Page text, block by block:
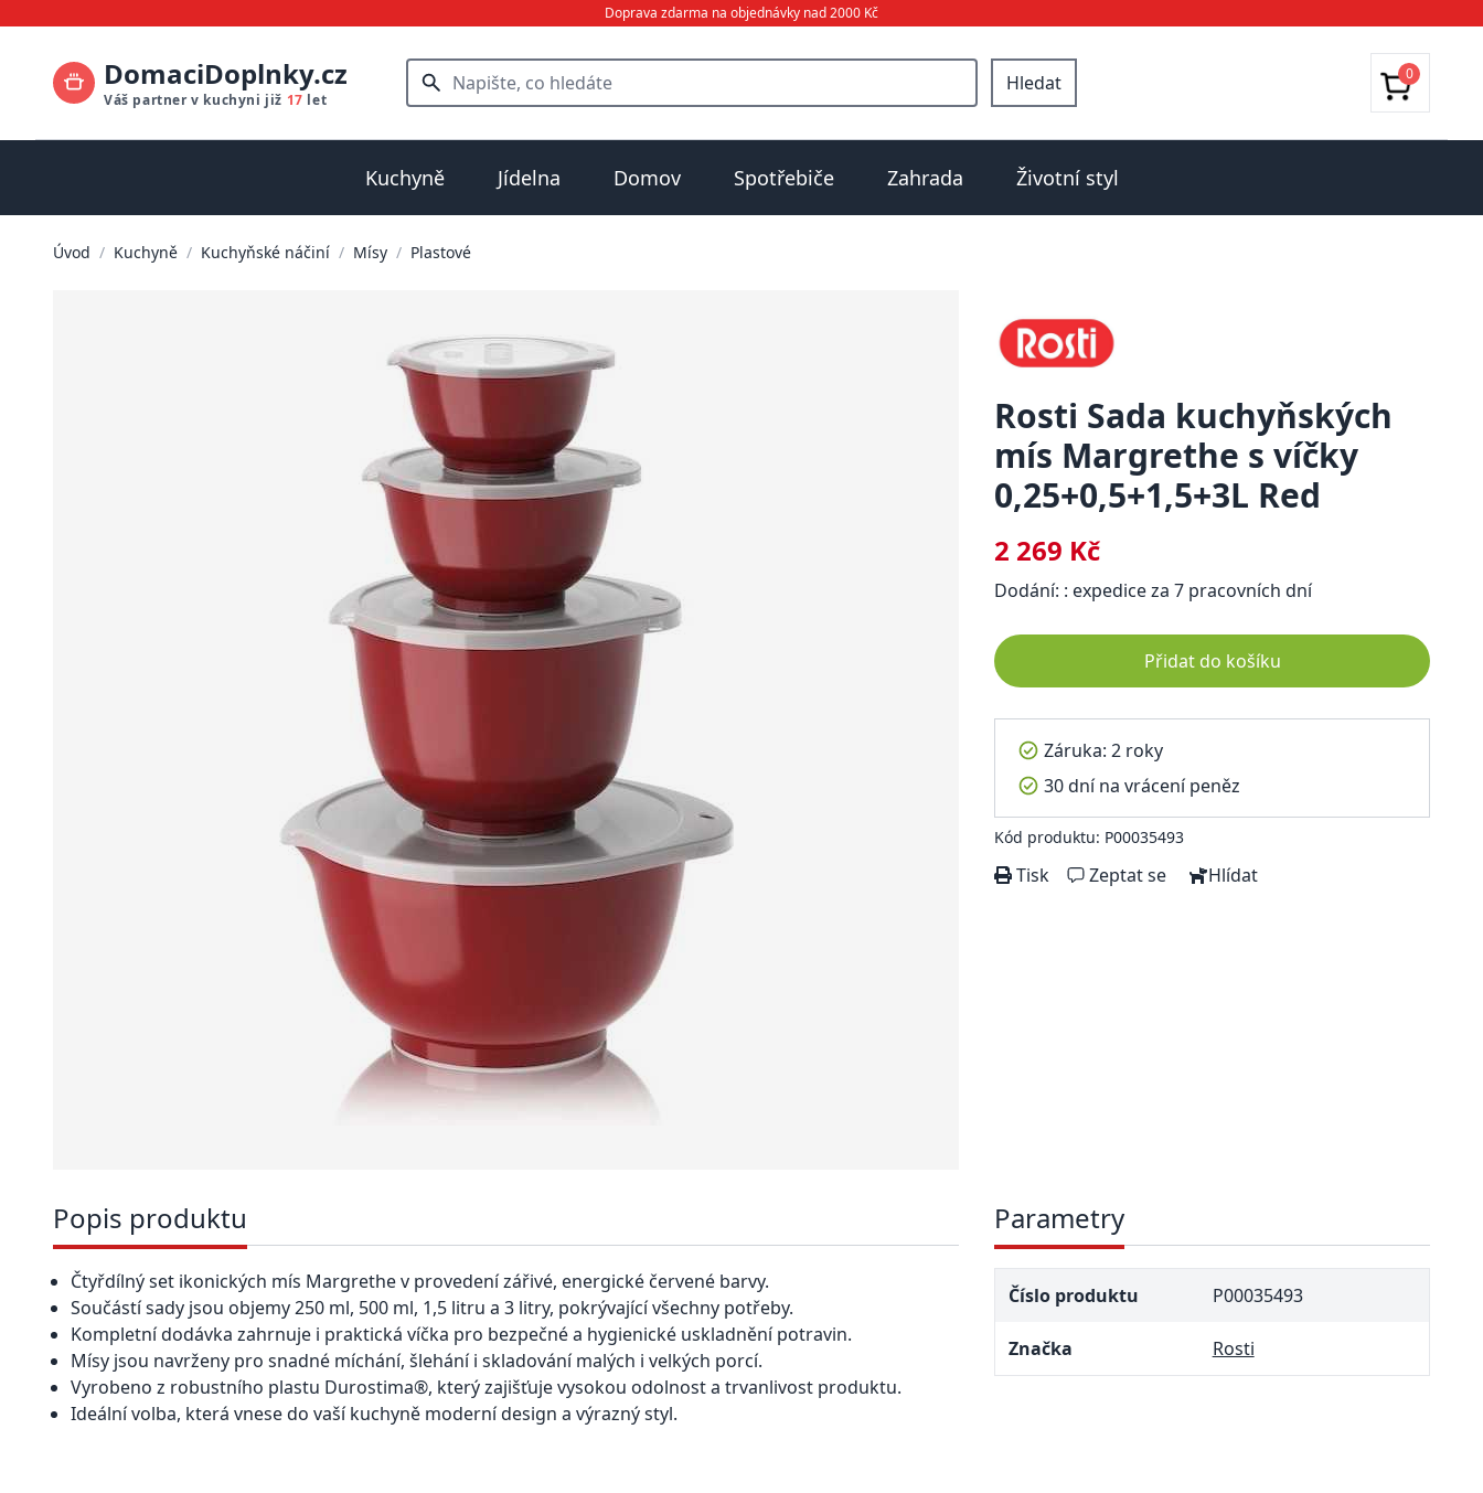
Doprava zdarma na objednávky nad 2000 Kč
DomaciDoplnky.cz
Váš partner v kuchyni již 17 let
Hledat 0
Kuchyně Jídelna Domov Spotřebiče Zahrada Životní styl
Úvod / Kuchyně / Kuchyňské náčiní / Mísy / Plastové
Rosti Sada kuchyňských
mís Margrethe s víčky
0,25+0,5+1,5+3L Red
2 269 Kč
Dodání: : expedice za 7 pracovních dní
Přidat do košíku
Záruka: 2 roky
30 dní na vrácení peněz
Kód produktu: P00035493
Tisk Zeptat se Hlídat
Popis produktu
Čtyřdílný set ikonických mís Margrethe v provedení zářivé, energické červené barvy.
Součástí sady jsou objemy 250 ml, 500 ml, 1,5 litru a 3 litry, pokrývající všechny potřeby.
Kompletní dodávka zahrnuje i praktická víčka pro bezpečné a hygienické uskladnění potravin.
Mísy jsou navrženy pro snadné míchání, šlehání i skladování malých i velkých porcí.
Vyrobeno z robustního plastu Durostima®, který zajišťuje vysokou odolnost a trvanlivost produktu.
Ideální volba, která vnese do vaší kuchyně moderní design a výrazný styl.
Parametry
Číslo produktu P00035493
Značka Rosti